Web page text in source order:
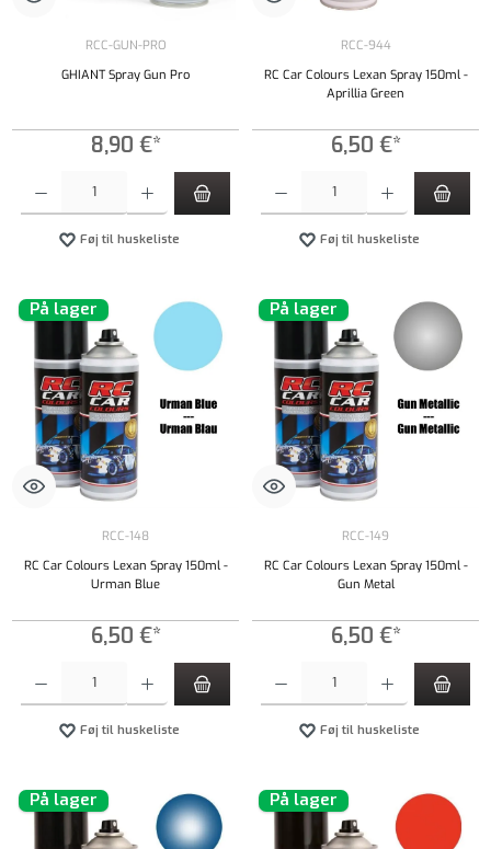
RCC-GUN-PRO
GHIANT Spray Gun Pro
8,90 €*
Føj til huskeliste
RCC-944
RC Car Colours Lexan Spray 150ml -
Aprillia Green
6,50 €*
Føj til huskeliste
På lager
RCC-148
RC Car Colours Lexan Spray 150ml -
Urman Blue
6,50 €*
Føj til huskeliste
På lager
RCC-149
RC Car Colours Lexan Spray 150ml -
Gun Metal
6,50 €*
Føj til huskeliste
På lager På lager